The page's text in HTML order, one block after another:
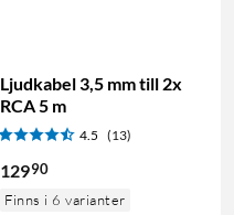
Ljudkabel 3,5 mm till 2x
RCA 5 m
4.5 (13)
12990
Finns i 6 varianter